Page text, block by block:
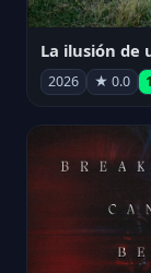
2026 ★ 0.0